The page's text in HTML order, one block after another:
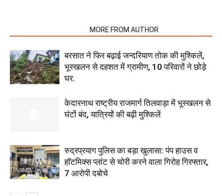
MORE FROM AUTHOR
बरसात ने फिर बढ़ाई जन्दरियाण तोक की मुश्किलें,
भूस्खलन से दहशत में ग्रामीण, 10 परिवारों ने छोड़े
घर.
केदारनाथ राष्ट्रीय राजमार्ग तिलवाड़ा में भूस्खलन से
घंटों बंद, यात्रियों की बढ़ी मुश्किलें
रुद्रप्रयाग पुलिस का बड़ा खुलासा: पंप हाउस व
हॉटमिक्स प्लांट से चोरी करने वाला गिरोह गिरफ्तार,
7 आरोपी दबोचे